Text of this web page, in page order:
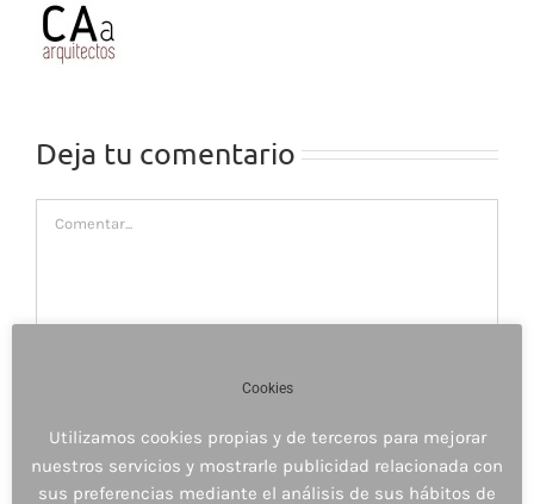
Deja tu comentario
Cookies
Utilizamos cookies propias y de terceros para mejorar
nuestros servicios y mostrarle publicidad relacionada con
sus preferencias mediante el análisis de sus hábitos de